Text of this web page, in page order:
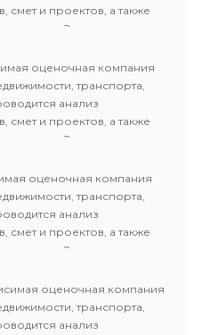
смет и проектов, а также
Эксперты
имущества и
соответствуют
и используются для
процессов.
оценочная компания
транспорта,
анализ
смет и проектов, а также
Эксперты
имущества и
соответствуют
и используются для
процессов.
оценочная компания
транспорта,
анализ
смет и проектов, а также
Эксперты
имущества и
соответствуют
и используются для
процессов.
оценочная компания
транспорта,
анализ